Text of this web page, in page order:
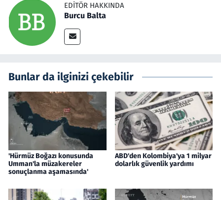
EDITÖR HAKKINDA
Burcu Balta
Bunlar da ilginizi çekebilir
'Hürmüz Boğazı konusunda
Umman'la müzakereler
sonuçlanma aşamasında'
ABD'den Kolombiya'ya 1 milyar
dolarlık güvenlik yardımı